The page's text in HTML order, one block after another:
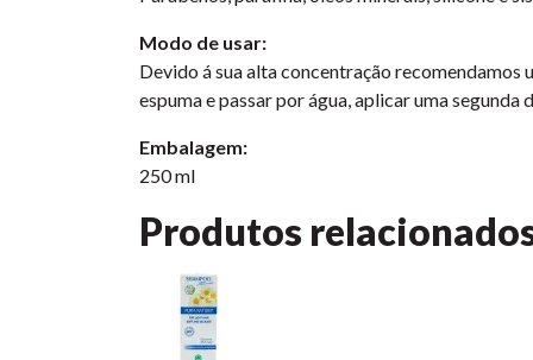
Modo de usar:
Devido á sua alta concentração
espuma e passar por água, aplicar uma
Embalagem:
250 ml
Produtos